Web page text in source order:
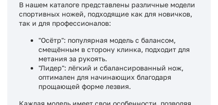
В нашем каталоге представлены различные модели
спортивных ножей, подходящие как для новичков,
так и для профессионалов:​
"Осётр": популярная модель с балансом,
смещённым в сторону клинка, подходит для
метания за рукоять.
"Лидер": лёгкий и сбалансированный нож,
оптимален для начинающих благодаря
прощающей форме лезвия.​